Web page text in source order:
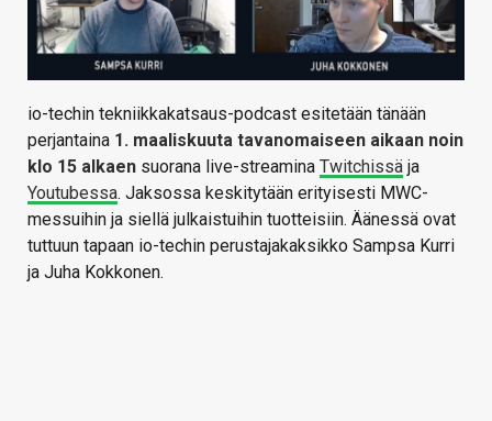
io-techin tekniikkakatsaus-podcast esitetään tänään
perjantaina 1 . maaliskuuta tavanomaiseen aikaan noin
klo 15 alkaen suorana live-streamina Twitchissä ja
Youtubessa. Jaksossa keskitytään erityisesti MWC-
messuihin ja siellä julkaistuihin tuotteisiin. Äänessä ovat
tuttuun tapaan io-techin perustajakaksikko Sampsa Kurri
ja Juha Kokkonen.